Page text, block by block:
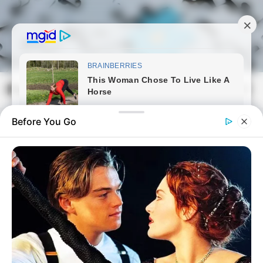
Skip
to
content
Magyarmozaik.com
Before You Go